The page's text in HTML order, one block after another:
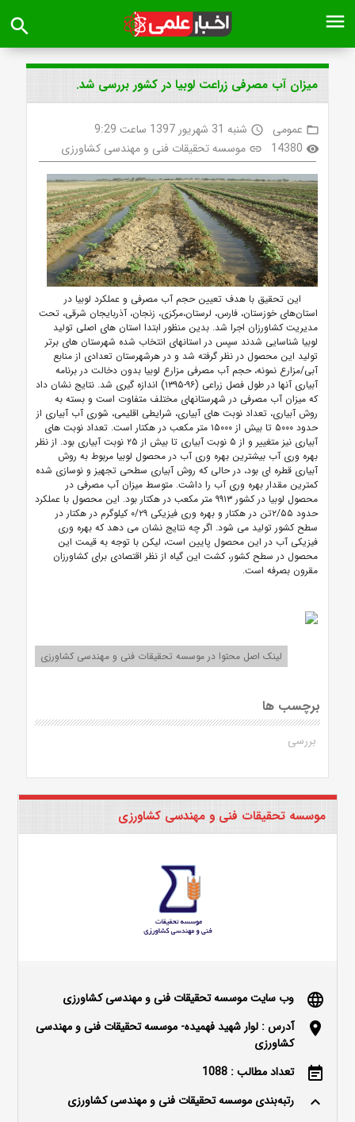
menu
search
میزان آب مصرفی زراعت لوبیا در کشور بررسی شد.
folder_open عمومی access_time شنبه 31 شهریور 1397 ساعت 9:29
visibility
14380
link موسسه تحقیقات فنی و مهندسی کشاورزی
این تحقیق با هدف تعیین حجم آب مصرفی و عملکرد لوبیا در
استان‌های خوزستان، فارس، لرستان،مرکزی، زنجان، آذربایجان شرقی، تحت
مدیریت کشاورزان اجرا شد. بدین منظور ابتدا استان های اصلی تولید
لوبیا شناسایی شدند سپس در استانهای انتخاب شده شهرستان های برتر
تولید این محصول در نظر گرفته شد و در هرشهرستان تعدادی از منابع
آبی/مزارع نمونه، حجم آب مصرفی مزارع لوبیا بدون دخالت در برنامه
آبیاری آنها در طول فصل زراعی (۹۶-۱۳۹۵) اندازه گیری شد. نتایج نشان داد
که میزان آب مصرفی در شهرستانهای مختلف متفاوت است و بسته به
روش آبیاری، تعداد نوبت های آبیاری، شرایطی اقلیمی، شوری آب آبیاری از
حدود ۵۰۰۰ تا بیش از ۱۵۰۰۰ متر مکعب در هکتار است. تعداد نوبت های
آبیاری نیز متغییر و از ۵ نوبت آبیاری تا بیش از ۲۵ نوبت آبیاری بود. از نظر
بهره وری آب بیشترین بهره وری آب در محصول لوبیا مربوط به روش
آبیاری قطره ای بود، در حالی که روش آبیاری سطحی تجهیز و نوسازی شده
کمترین مقدار بهره وری آب را داشت. متوسط میزان آب مصرفی در
محصول لوبیا در کشور ۹۹۱۳ متر مکعب در هکتار بود. این محصول با عملکرد
حدود ۲/۵۵تن در هکتار و بهره وری فیزیکی ۰/۲۹ کیلوگرم در هکتار در
سطح کشور تولید می شود. اگر چه نتایج نشان می دهد که بهره وری
فیزیکی آب در این محصول پایین است، لیکن با توجه به قیمت این
محصول در سطح کشور، کشت این گیاه از نظر اقتصادی برای کشاورزان
مقرون بصرفه است.
لینک اصل محتوا در موسسه تحقیقات فنی و مهندسی کشاورزی
برچسب ها
بررسی
موسسه تحقیقات فنی و مهندسی کشاورزی
language وب سایت موسسه تحقیقات فنی و مهندسی کشاورزی
location_on
آدرس : لوار شهید فهمیده- موسسه تحقیقات فنی و مهندسی
کشاورزی
event_note تعداد مطالب : 1088
keyboard_arrow_up رتبه‌بندی موسسه تحقیقات فنی و مهندسی کشاورزی